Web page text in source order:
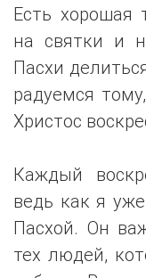
Есть хорошая
на святки и
Пасхи
радуемся
Христос
Каждый
ведь как я
Пасхой. Он
тех людей,